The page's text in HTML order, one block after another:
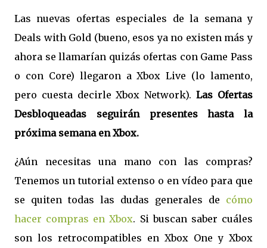
Las nuevas ofertas especiales de la semana y
Deals with Gold (bueno, esos ya no existen más y
ahora se llamarían quizás ofertas con Game Pass
o con Core) llegaron a Xbox Live (lo lamento,
pero cuesta decirle Xbox Network).Las Ofertas
Desbloqueadas seguirán presentes hasta la
próxima semana en Xbox.
¿Aún necesitas una mano con las compras?
Tenemos un tutorial extenso o en vídeo para que
se quiten todas las dudas generales de cómo
hacer compras en Xbox. Si buscan saber cuáles
son los retrocompatibles en Xbox One y Xbox